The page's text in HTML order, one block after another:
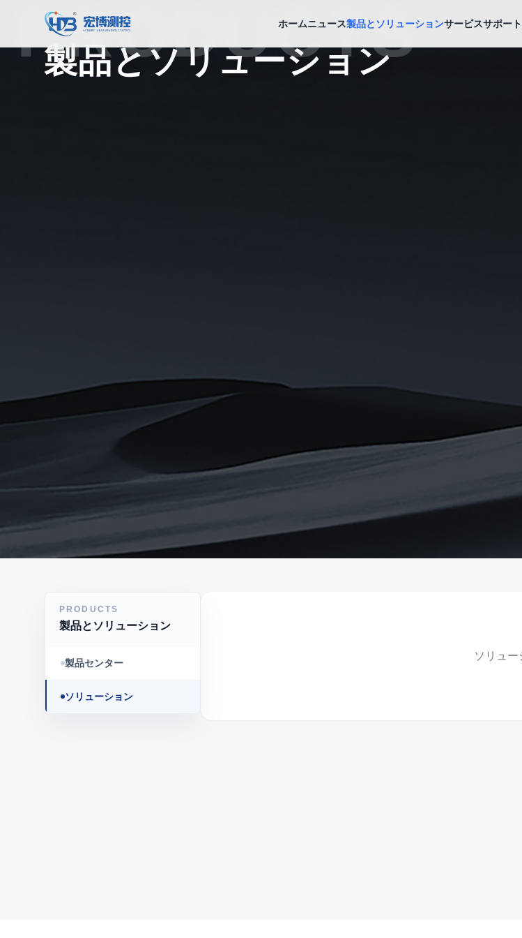
宏博測控 ホームニュース製品とソリューションサービスサポート
PRODUCTS
製品とソリューション
PRODUCTS
製品とソリューション
製品センター
ソリューション
ソリュ